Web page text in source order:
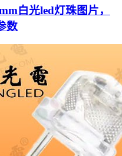
白光led灯珠图片，
数